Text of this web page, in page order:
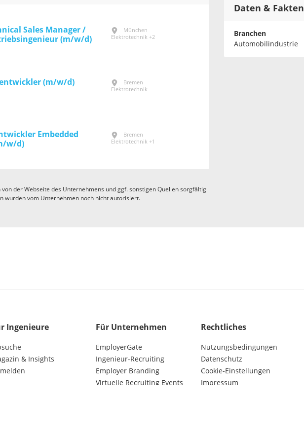
Sales Manager /
(m/w/d)
München
Elektrotechnik +2
(m/w/d)
Bremen
Elektrotechnik
Embedded
w/d)
Bremen
Elektrotechnik +1
Daten & Fakten
Branchen
Automobilindustrie
der Webseite des Unternehmens und ggf. sonstigen Quellen sorgfältig
wurden vom Unternehmen noch nicht autorisiert.
Ingenieure
& Insights
Für Unternehmen
EmployerGate
Ingenieur-Recruiting
Employer Branding
Virtuelle Recruiting Events
Rechtliches
Nutzungsbedingungen
Datenschutz
Cookie-Einstellungen
Impressum